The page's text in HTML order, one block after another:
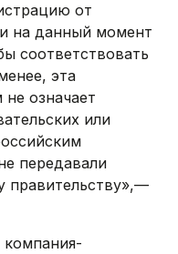
от
на данный момент
соответствовать
эта
означает
или
передавали
правительству»,—